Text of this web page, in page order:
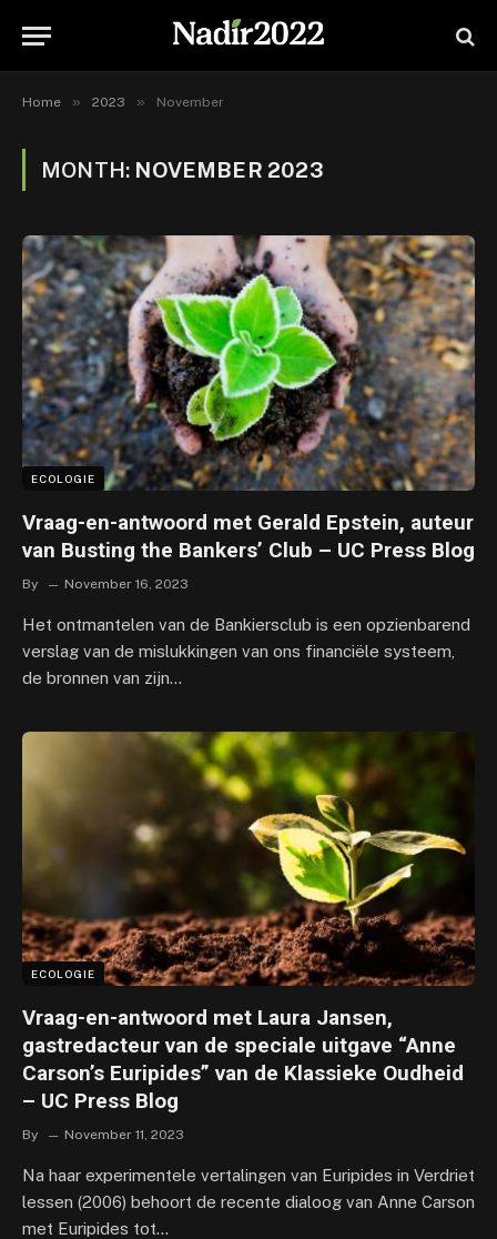
Home » 2023 » November
MONTH: NOVEMBER 2023
ECOLOGIE
Vraag-en-antwoord met Gerald Epstein, auteur
van Busting the Bankers’ Club – UC Press Blog
By November 16, 2023
Het ontmantelen van de Bankiersclub is een opzienbarend
verslag van de mislukkingen van ons financiële systeem,
de bronnen van zijn…
ECOLOGIE
Vraag-en-antwoord met Laura Jansen,
gastredacteur van de speciale uitgave “Anne
Carson’s Euripides” van de Klassieke Oudheid
– UC Press Blog
By November 11, 2023
Na haar experimentele vertalingen van Euripides in Verdriet
lessen (2006) behoort de recente dialoog van Anne Carson
met Euripides tot…